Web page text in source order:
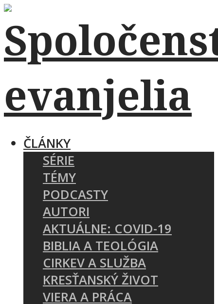
ČLÁNKY
SÉRIE
TÉMY
PODCASTY
AUTORI
AKTUÁLNE: COVID-19
BIBLIA A TEOLÓGIA
CIRKEV A SLUŽBA
KRESŤANSKÝ ŽIVOT
VIERA A PRÁCA